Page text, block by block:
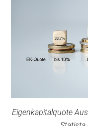
Eigenkapitalquote